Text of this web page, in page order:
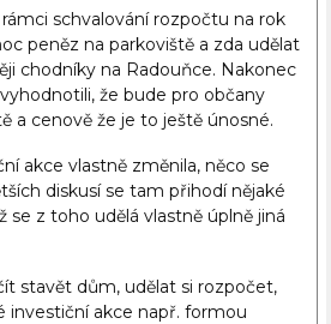
schvalování rozpočtu na rok
peněz na parkoviště a zda udělat
chodníky na Radouňce. Nakonec
že bude pro občany
a cenově že je to ještě únosné.
akce vlastně změnila, něco se
diskusí se tam přihodí nějaké
se z toho udělá vlastně úplně jiná
stavět dům, udělat si rozpočet,
investiční akce např. formou